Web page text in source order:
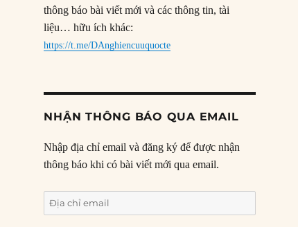
thông báo bài viết mới và các thông tin, tài
liệu… hữu ích khác:
https://t.me/DAnghiencuuquocte
NHẬN THÔNG BÁO QUA EMAIL
Nhập địa chỉ email và đăng ký để được nhận
thông báo khi có bài viết mới qua email.
Địa
chỉ